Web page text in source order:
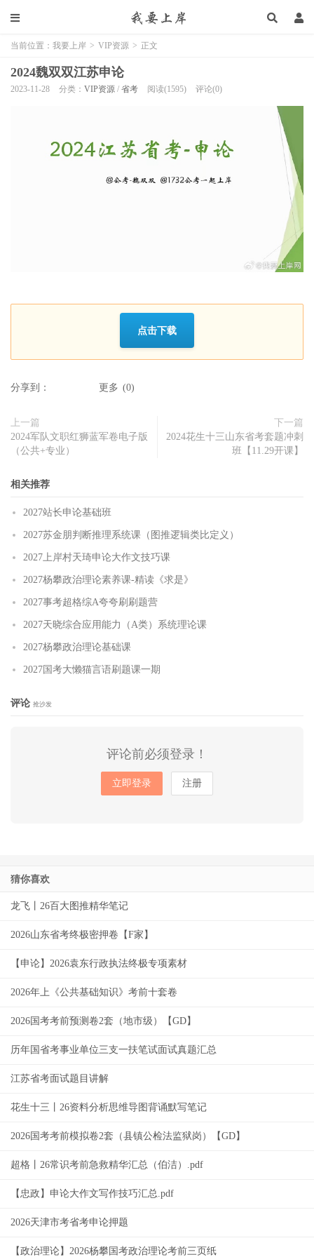
当前位置： 我要上岸 > VIP资源 > 正文
2024魏双双江苏申论
2023-11-28 分类： VIP资源 / 省考 阅读(1595) 评论(0)
点击下载
分享到： 更多 (0)
上一篇
2024军队文职红狮蓝军卷电子版
（公共+专业）
下一篇
2024花生十三山东省考套题冲刺
班【11.29开课】
相关推荐
2027站长申论基础班
2027苏金朋判断推理系统课（图推逻辑类比定义）
2027上岸村天琦申论大作文技巧课
2027杨攀政治理论素养课-精读《求是》
2027事考超格综A夸夸刷刷题营
2027天晓综合应用能力（A类）系统理论课
2027杨攀政治理论基础课
2027国考大懒猫言语刷题课一期
评论 抢沙发
评论前必须登录！
立即登录 注册
猜你喜欢
龙飞丨26百大图推精华笔记
2026山东省考终极密押卷【F家】
【申论】2026袁东行政执法终极专项素材
2026年上《公共基础知识》考前十套卷
2026国考考前预测卷2套（地市级）【GD】
历年国省考事业单位三支一扶笔试面试真题汇总
江苏省考面试题目讲解
花生十三丨26资料分析思维导图背诵默写笔记
2026国考考前模拟卷2套（县镇公检法监狱岗）【GD】
超格丨26常识考前急救精华汇总（伯洁）.pdf
【忠政】申论大作文写作技巧汇总.pdf
2026天津市考省考申论押题
【政治理论】2026杨攀国考政治理论考前三页纸